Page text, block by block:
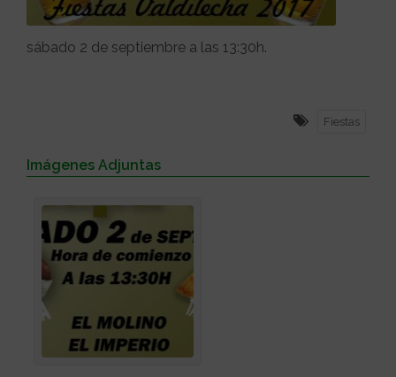
sábado 2 de septiembre a las 13:30h.
Fiestas
Imágenes Adjuntas